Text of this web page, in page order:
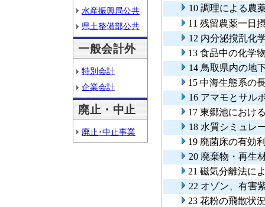
水産振興局公共
県土整備部公共
一般会計外
特別会計
企業会計
廃止・中止
廃止･中止事業
10 調理による農
11 残留農薬一日
12 内分泌撹乱化
13 食品中の化学
14 鳥取県内の地
15 中海生態系の
16 アマモとサル
17 東郷池におけ
18 水質シミュレ
19 廃菌床の有効
20 廃棄物・再生
21 磁気分離法に
22 オゾン、有害
23 花粉の飛散状